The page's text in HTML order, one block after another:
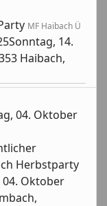
MF Haibach Ü
14.
Haibach,
04. Oktober
Herbstparty
04. Oktober